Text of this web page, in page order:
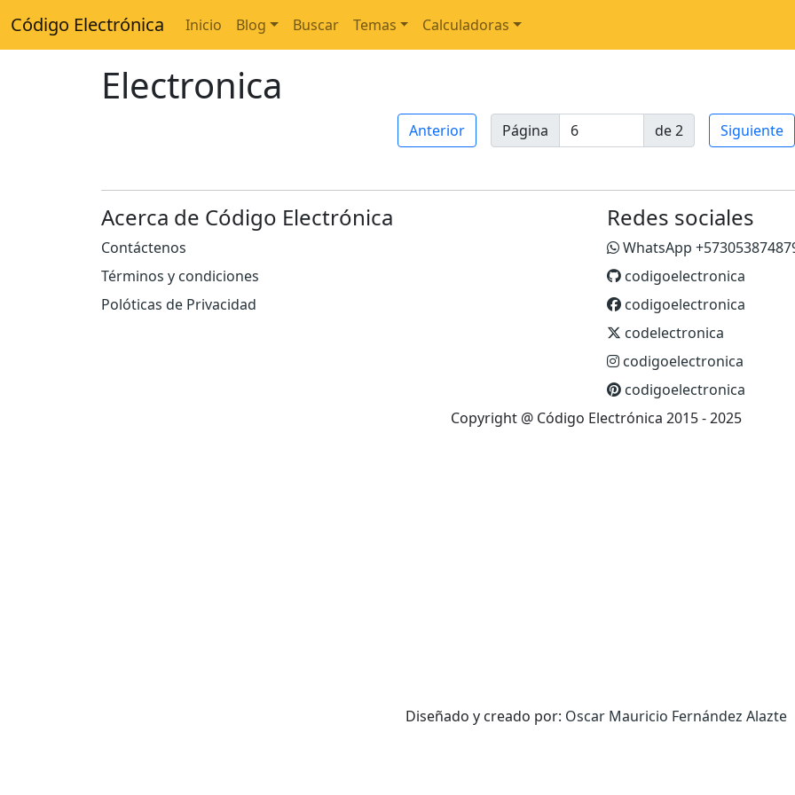
Código Electrónica Inicio Blog Buscar Temas Calculadoras
Electronica
Anterior Página de 2 Siguiente
Acerca de Código Electrónica
Contáctenos
Términos y condiciones
Polóticas de Privacidad
Redes sociales
WhatsApp
codigoelectronica
codigoelectronica
codelectronica
codigoelectronica
codigoelectronica
Copyright @ Código Electrónica 2015 - 2025
Diseñado y creado por: Oscar Mauricio Fernández Alazte